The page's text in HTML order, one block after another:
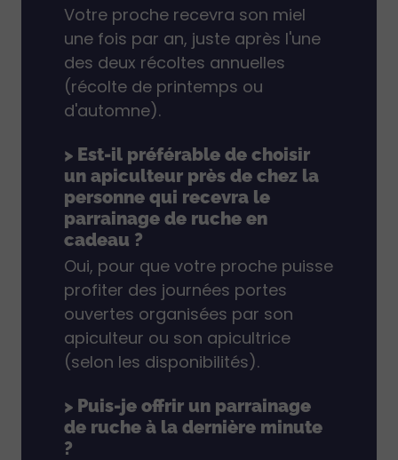
Votre proche recevra son miel
une fois par an, juste après l'une
des deux récoltes annuelles
(récolte de printemps ou
d'automne).
> Est-il préférable de choisir
un apiculteur près de chez la
personne qui recevra le
parrainage de ruche en
cadeau ?
Oui, pour que votre proche puisse
profiter des journées portes
ouvertes organisées par son
apiculteur ou son apicultrice
(selon les disponibilités).
> Puis-je offrir un parrainage
de ruche à la dernière minute
?